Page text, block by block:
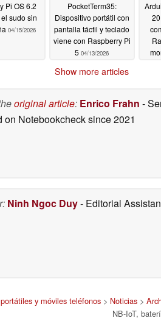
Pi OS 6.2
sudo sin
04/15/2026
PocketTerm35:
Dispositivo portátil con
pantalla táctil y teclado
viene con Raspberry Pi
5 04/13/2026
Show more articles
original article: Enrico Frahn -
on Notebookchecksince 2021
Ninh Ngoc Duy- Editorial
y móviles teléfonos> Noticias>
NB-IoT,